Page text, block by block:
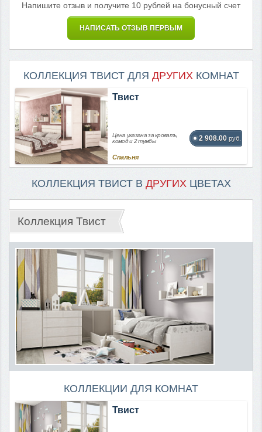
Напишите отзыв и получите 10 рублей на бонусный счет
НАПИСАТЬ ОТЗЫВ ПЕРВЫМ
КОЛЛЕКЦИЯ ТВИСТ ДЛЯ ДРУГИХ КОМНАТ
Твист
Цена указана за кровать,
комод и 2 тумбы
2 908.00 руб.
Спальня
КОЛЛЕКЦИЯ ТВИСТ В ДРУГИХЦВЕТАХ
Коллекция Твист
КОЛЛЕКЦИИ ДЛЯ КОМНАТ
Твист